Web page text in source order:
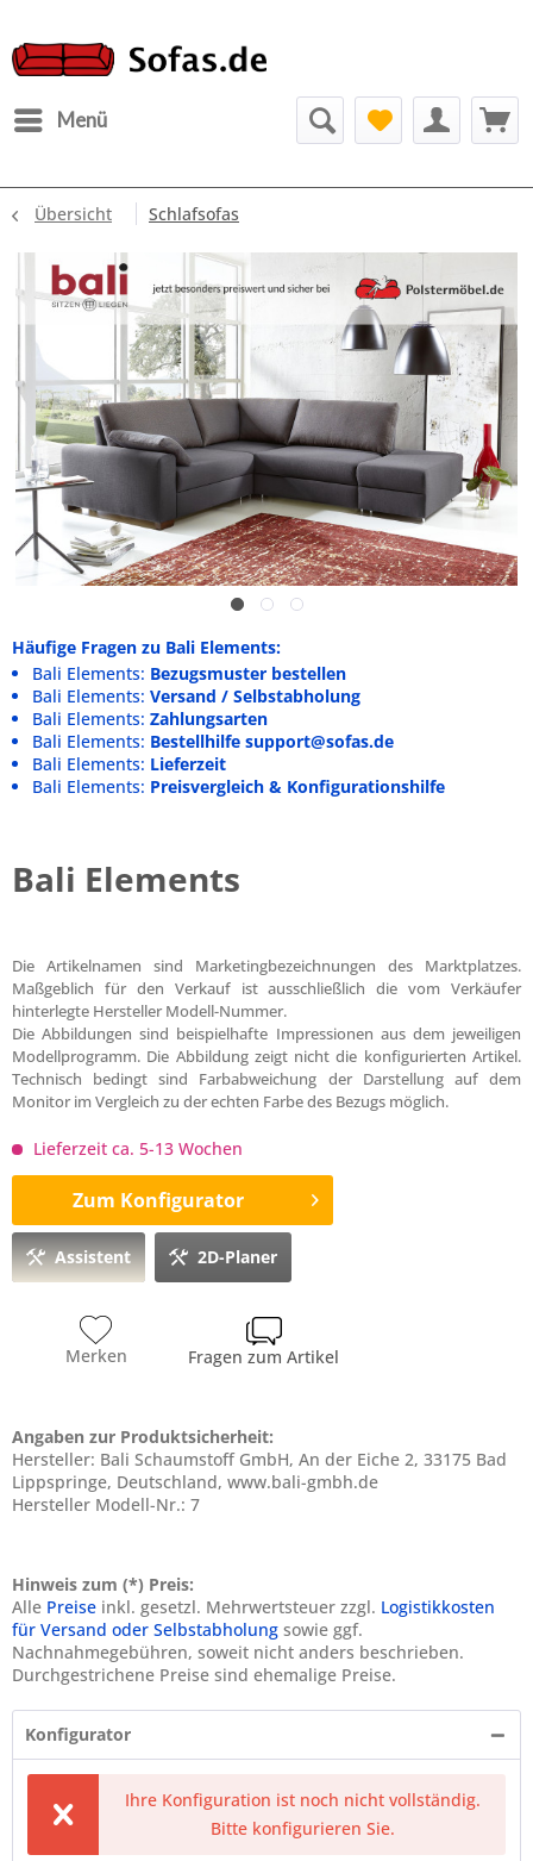
Menü
Übersicht Schlafsofas
Häufige Fragen zu Bali Elements:
Bali Elements: Bezugsmuster bestellen
Bali Elements: Versand / Selbstabholung
Bali Elements: Zahlungsarten
Bali Elements: Bestellhilfe support@sofas.de
Bali Elements: Lieferzeit
Bali Elements: Preisvergleich & Konfigurationshilfe
Bali Elements
Die Artikelnamen sind Marketingbezeichnungen des Marktplatzes.
Maßgeblich für den Verkauf ist ausschließlich die vom Verkäufer
hinterlegte Hersteller Modell-Nummer.
Die Abbildungen sind beispielhafte Impressionen aus dem jeweiligen
Modellprogramm. Die Abbildung zeigt nicht die konfigurierten Artikel.
Technisch bedingt sind Farbabweichung der Darstellung auf dem
Monitor im Vergleich zu der echten Farbe des Bezugs möglich.
Lieferzeit ca. 5-13 Wochen
Zum Konfigurator
Assistent 2D-Planer
Merken Fragen zum Artikel
Angaben zur Produktsicherheit:
Hersteller: Bali Schaumstoff GmbH, An der Eiche 2, 33175 Bad
Lippspringe, Deutschland, www.bali-gmbh.de
Hersteller Modell-Nr.: 7
Hinweis zum (*) Preis:
Alle Preise inkl. gesetzl. Mehrwertsteuer zzgl. Logistikkosten
für Versand oder Selbstabholung sowie ggf.
Nachnahmegebühren, soweit nicht anders beschrieben.
Durchgestrichene Preise sind ehemalige Preise.
Konfigurator
Ihre Konfiguration ist noch nicht vollständig.
Bitte konfigurieren Sie.